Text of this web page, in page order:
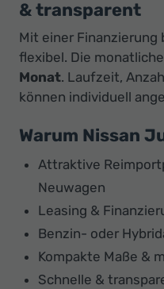
& transparent
Mit einer
flexibel. Die
Monat. Laufzeit,
können individuell
Warum Nissan
Attraktive
Neuwagen
Leasing &
Benzin- oder
Kompakte Maße &
Schnelle &